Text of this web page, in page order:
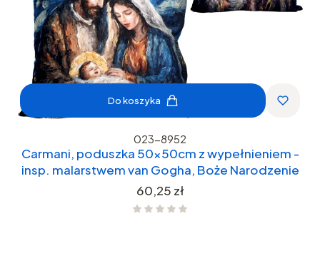
Do koszyka
023-8952
Carmani, poduszka 50x50cm z wypełnieniem -
insp. malarstwem van Gogha, Boże Narodzenie
Cena
60,25 zł